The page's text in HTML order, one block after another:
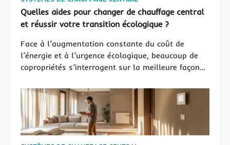
Quelles aides pour changer de chauffage central
et réussir votre transition écologique ?
Face à l’augmentation constante du coût de
l’énergie et à l’urgence écologique, beaucoup de
copropriétés s’interrogent sur la meilleure façon…